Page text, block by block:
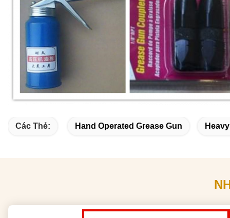
Các Thẻ: Hand Operated Grease Gun